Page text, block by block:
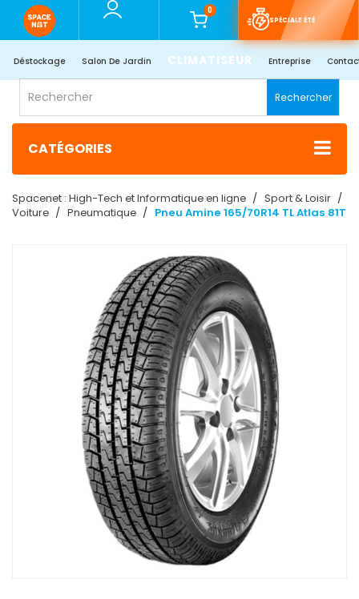
0
SPÉCIALE ÉTÉ
Déstockage Salon De Jardin CLIMATISEUR Entreprise
Rechercher
CATÉGORIES
Spacenet : High-Tech et Informatique en ligne
Sport & Loisir
Voiture
Pneumatique Pneu Amine 165/70R14 TL Atlas 81T